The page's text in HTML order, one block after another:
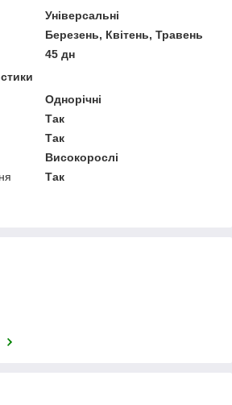
Універсальні
Березень, Квітень, Травень
45 дн
Однорічні
Так
Так
Високорослі
Так